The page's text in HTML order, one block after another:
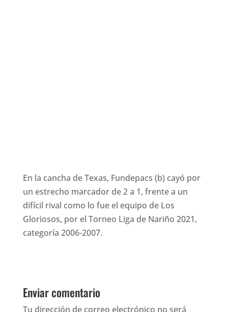
En la cancha de Texas, Fundepacs (b) cayó por
un estrecho marcador de 2 a 1, frente a un
difícil rival como lo fue el equipo de Los
Gloriosos, por el Torneo Liga de Nariño 2021,
categoría 2006-2007.
Enviar comentario
Tu dirección de correo electrónico no será